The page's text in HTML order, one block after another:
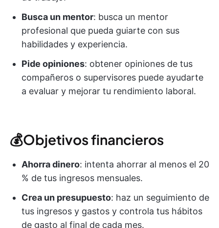
Busca un mentor: busca un mentor
profesional que pueda guiarte con sus
habilidades y experiencia.
Pide opiniones: obtener opiniones de tus
compañeros o supervisores puede ayudarte
a evaluar y mejorar tu rendimiento laboral.
💰Objetivos financieros
Ahorra dinero: intenta ahorrar al menos el 20
% de tus ingresos mensuales.
Crea un presupuesto: haz un seguimiento de
tus ingresos y gastos y controla tus hábitos
de gasto al final de cada mes.